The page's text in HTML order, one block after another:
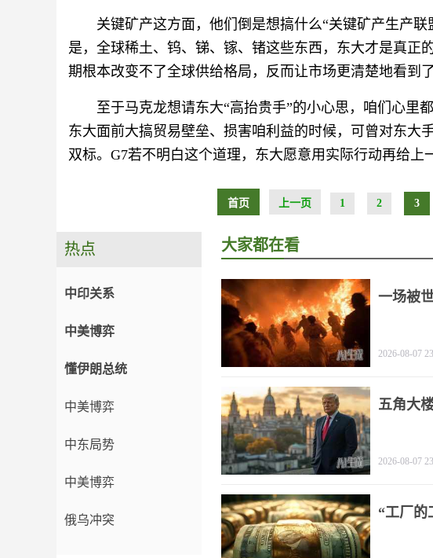
关键矿产这方面，他们倒是想搞什么“关键矿产生产
是，全球稀土、钨、锑、镓、锗这些东西，东大才是真正
期根本改变不了全球供给格局，反而让市场更清楚地看到
至于马克龙想请东大“高抬贵手”的小心思，咱们心里
东大面前大搞贸易壁垒、损害咱利益的时候，可曾对东大
双标。G7若不明白这个道理，东大愿意用实际行动再给上
首页 上一页 1 2 3
热点
中印关系
中美博弈
懂伊朗总统
中美博弈
中东局势
中美博弈
俄乌冲突
大家都在看
一场被
2026-08-07
五角大
2026-08-07
“工厂的